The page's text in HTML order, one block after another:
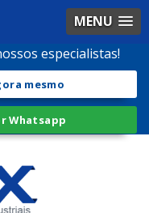
MENU
especialistas!
mesmo
Whatsapp